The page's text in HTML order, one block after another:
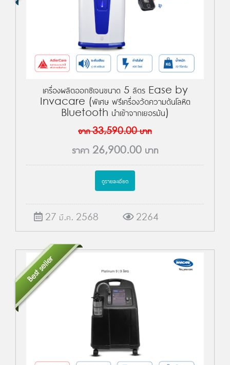
เครื่องผลิตออกซิเจนขนาด 5 ลิตร Ease by
Invacare (พิเศษ ฟรีเครื่องวัดความดันโลหิต
Bluetooth นำเข้าจากเยอรมัน)
จาก33,590.00บาท
ราคา 26,900.00 บาท
ดูรายละเอียด
27 มี.ค. 2568 2264
Best seller